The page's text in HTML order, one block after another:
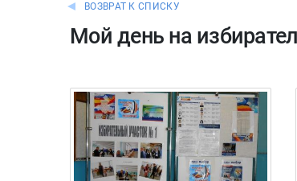
ВОЗВРАТ К СПИСКУ
Мой день на